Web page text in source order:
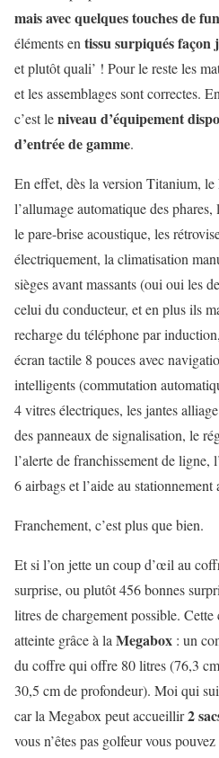
mais avec quelques touches de fun
éléments entissu surpiqués façon
et plutôt quali’ ! Pour le reste les
et les assemblages sont correctes.
c’est leniveau d’équipement
d’entrée de gamme.
En effet, dès la version Titanium, le
l’allumage automatique des
le pare-brise acoustique, les
électriquement, la climatisation
sièges avant massants (oui oui les
celui du conducteur, et en plus ils
recharge du téléphone par
écran tactile 8 pouces avec
intelligents (commutation
4 vitres électriques, les jantes
des panneaux de signalisation, le
l’alerte de franchissement de ligne,
6 airbags et l’aide au stationnement
Franchement, c’est plus que bien.
Et si l’on jette un coup d’œil au
surprise, ou plutôt 456 bonnes
litres de chargement possible. Cette
atteinte grâce à laMegabox : un
du coffre qui offre 80 litres (76,3
30,5 cm de profondeur). Moi qui
car la Megabox peut accueillir2
vous n’êtes pas golfeur vous